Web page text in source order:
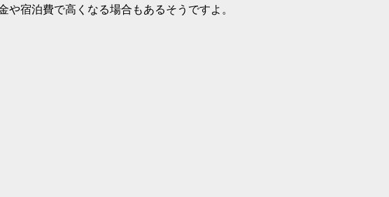
宿泊費で高くなる場合もあるそうですよ。